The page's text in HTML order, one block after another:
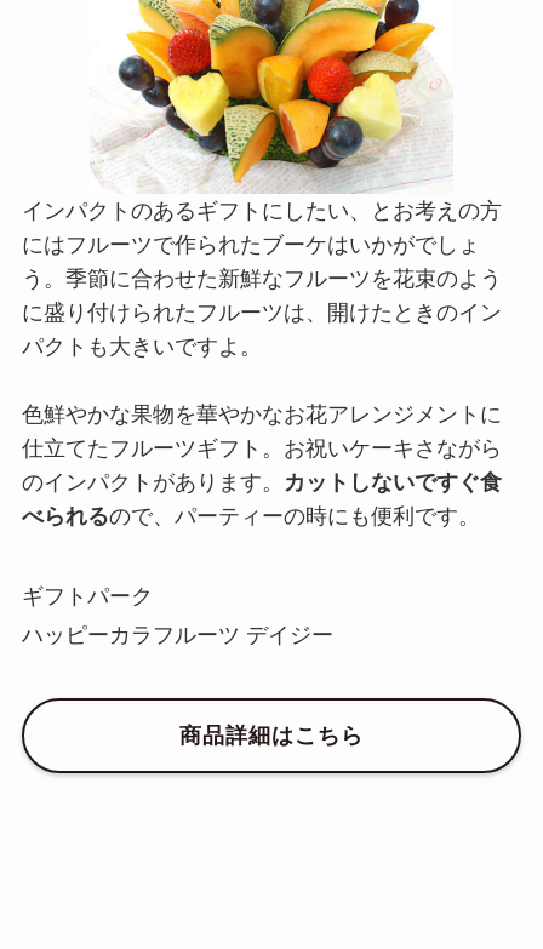
インパクトのあるギフトにしたい、とお考えの方
にはフルーツで作られたブーケはいかがでしょ
う。季節に合わせた新鮮なフルーツを花束のよう
に盛り付けられたフルーツは、開けたときのイン
パクトも大きいですよ。
色鮮やかな果物を華やかなお花アレンジメントに
仕立てたフルーツギフト。お祝いケーキさながら
のインパクトがあります。
カットしないですぐ食
べられるので、パーティーの時にも便利です。
ギフトパーク
ハッピーカラフルーツ デイジー
商品詳細はこちら